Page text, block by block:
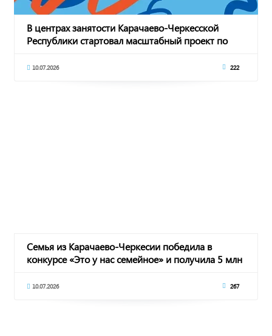
В центрах занятости Карачаево-Черкесской
Республики стартовал масштабный проект по
10.07.2026 222
Семья из Карачаево-Черкесии победила в
конкурсе «Это у нас семейное» и получила 5 млн
10.07.2026 267